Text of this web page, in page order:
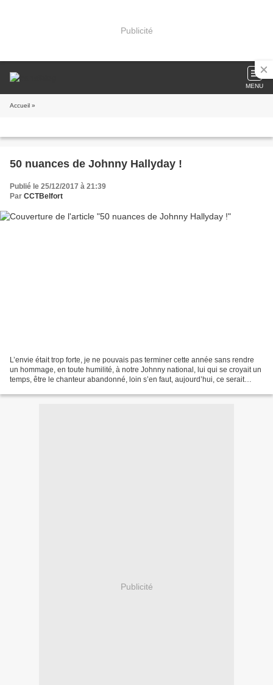
Publicité
MENU
Accueil »
50 nuances de Johnny Hallyday !
Publié le 25/12/2017 à 21:39
Par CCTBelfort
L’envie était trop forte, je ne pouvais pas terminer cette année sans rendre
un hommage, en toute humilité, à notre Johnny national, lui qui se croyait un
temps, être le chanteur abandonné, loin s’en faut, aujourd’hui, ce serait
Publicité